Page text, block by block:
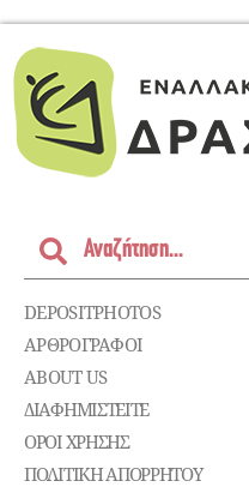
DEPOSITPHOTOS
ΑΡΘΡΟΓΡΑΦΟΙ
ABOUT US
ΔΙΑΦΗΜΙΣΤΕΊΤΕ
ΌΡΟΙ ΧΡΉΣΗΣ
ΠΟΛΙΤΙΚΉ ΑΠΟΡΡΉΤΟΥ